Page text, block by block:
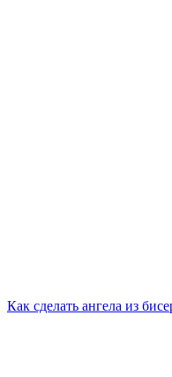
Как сделать ангела из